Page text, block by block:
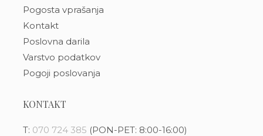
Pogosta vprašanja
Kontakt
Poslovna darila
Varstvo podatkov
Pogoji poslovanja
KONTAKT
T: 070 724 385 (PON-PET: 8:00-16:00)